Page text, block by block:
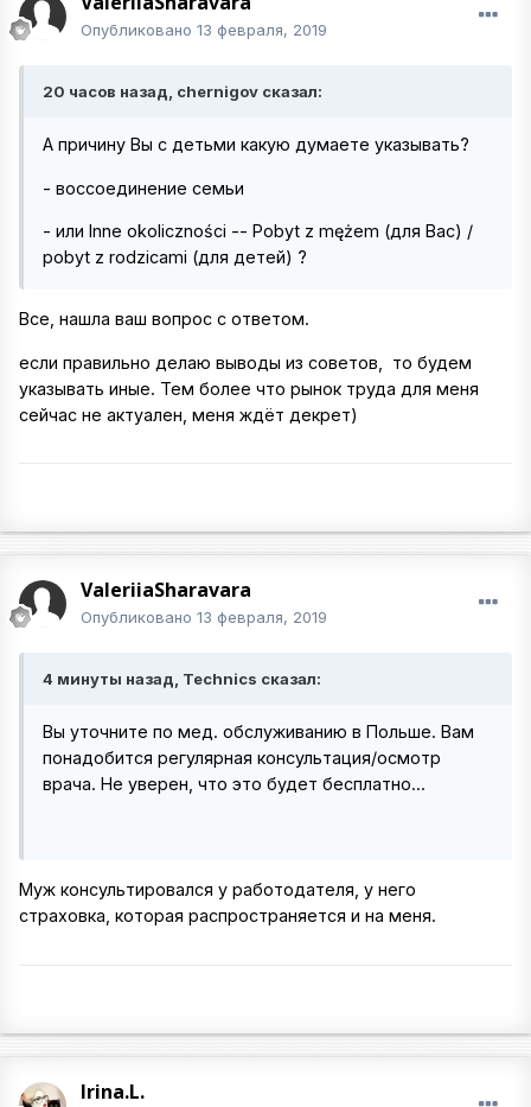
Опубликовано 13 февраля, 2019
20 часов назад, chernigov сказал:
А причину Вы с детьми какую думаете указывать?
- воссоединение семьи
- или Inne okoliczności -- Pobyt z mężem (для Вас) /
pobyt z rodzicami (для детей) ?
Все, нашла ваш вопрос с ответом.
если правильно делаю выводы из советов, то будем
указывать иные. Тем более что рынок труда для меня
сейчас не актуален, меня ждёт декрет)
ValeriiaSharavara
Опубликовано 13 февраля, 2019
4 минуты назад, Technics сказал:
Вы уточните по мед. обслуживанию в Польше. Вам
понадобится регулярная консультация/осмотр
врача. Не уверен, что это будет бесплатно...
Муж консультировался у работодателя, у него
страховка, которая распространяется и на меня.
Irina.L.